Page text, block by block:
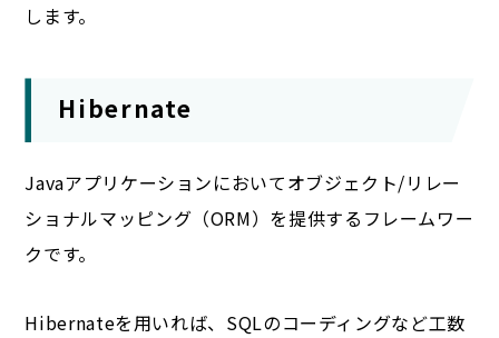
します。
Hibernate
Javaアプリケーションにおいてオブジェクト/リレー
ショナルマッピング（ORM）を提供するフレームワー
クです。
Hibernateを用いれば、SQLのコーディングなど工数